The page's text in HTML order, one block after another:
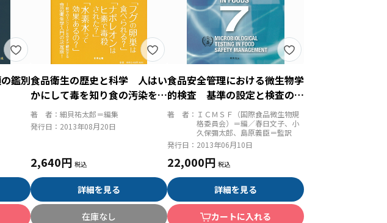
鑑別食品衛生の歴史と科学 人はい
かにして毒を知り食の汚染を防
げるようになったか
著 者： 細貝祐太郎＝編集
発行日： 2013年08月20日
2,640円
詳細を見る
在庫なし
食品安全管理における微生物学
的検査 基準の設定と検査の考
え方
著 者： ＩＣＭＳＦ（国際食品微生物規
格委員会）＝編／春日文子、小
久保彌太郎、島原義臣＝監訳
発行日： 2013年06月10日
22,000円
詳細を見る
カートに入れる